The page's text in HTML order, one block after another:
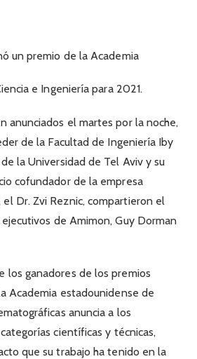
un premio de la Academia
e Ingeniería para 2021.
anunciados el martes por la noche,
de la Facultad de Ingeniería Iby
la Universidad de Tel Aviv y su
cofundador de la empresa
Dr. Zvi Reznic, compartieron el
de Amimon, Guy Dorman
los ganadores de los premios
Academia estadounidense de
anuncia a los
científicas y técnicas,
que su trabajo ha tenido en la